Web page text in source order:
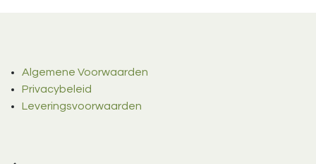
Algemene Voorwaarden
Privacybeleid
Leveringsvoorwaarden